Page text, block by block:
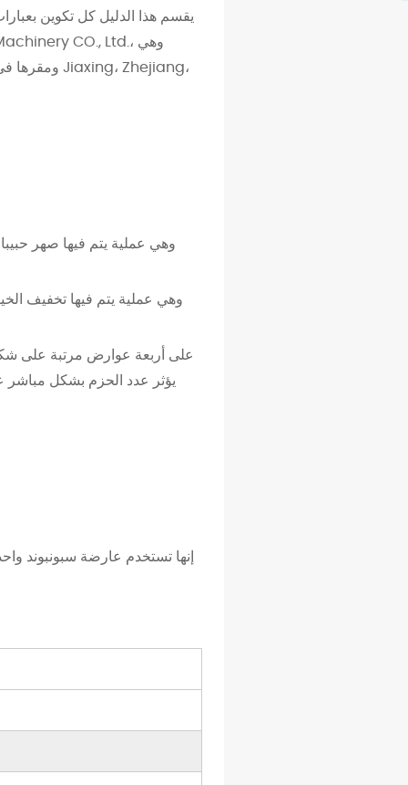
يقسم هذا الدليل كل تكوين